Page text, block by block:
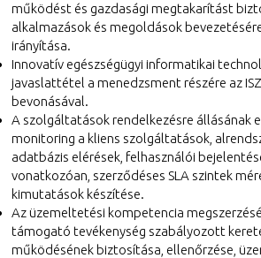
működést és gazdasági megtakarítást
alkalmazások és megoldások
irányítása.
Innovatív egészségügyi informatikai
javaslattétel a menedzsment részére az
bevonásával.
A szolgáltatások rendelkezésre állásának
monitoring a kliens szolgáltatások,
adatbázis elérések, felhasználói
vonatkozóan, szerződéses SLA szintek
kimutatások készítése.
Az üzemeltetési kompetencia
támogató tevékenység szabályozott
működésének biztosítása, ellenőrzése,